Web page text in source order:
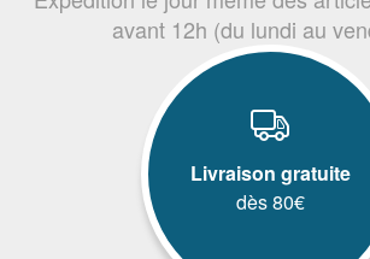
avant 12h (du lundi au
Livraison gratuite
dès 80€